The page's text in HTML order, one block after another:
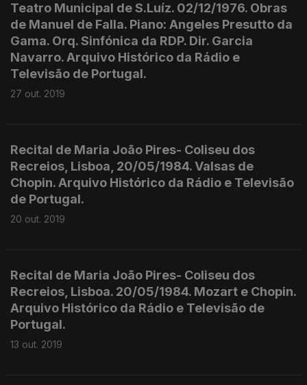
Teatro Municipal de S.Luíz. 02/12/1976. Obras
de Manuel de Falla. Piano: Angeles Presutto da
Gama. Orq. Sinfónica da RDP. Dir. Garcia
Navarro. Arquivo Histórico da Rádio e
Televisão de Portugal.
27 out. 2019
Recital de Maria João Pires- Coliseu dos
Recreios, Lisboa, 20/05/1984. Valsas de
Chopin. Arquivo Histórico da Rádio e Televisão
de Portugal.
20 out. 2019
Recital de Maria João Pires- Coliseu dos
Recreios, Lisboa. 20/05/1984. Mozart e Chopin.
Arquivo Histórico da Rádio e Televisão de
Portugal.
13 out. 2019